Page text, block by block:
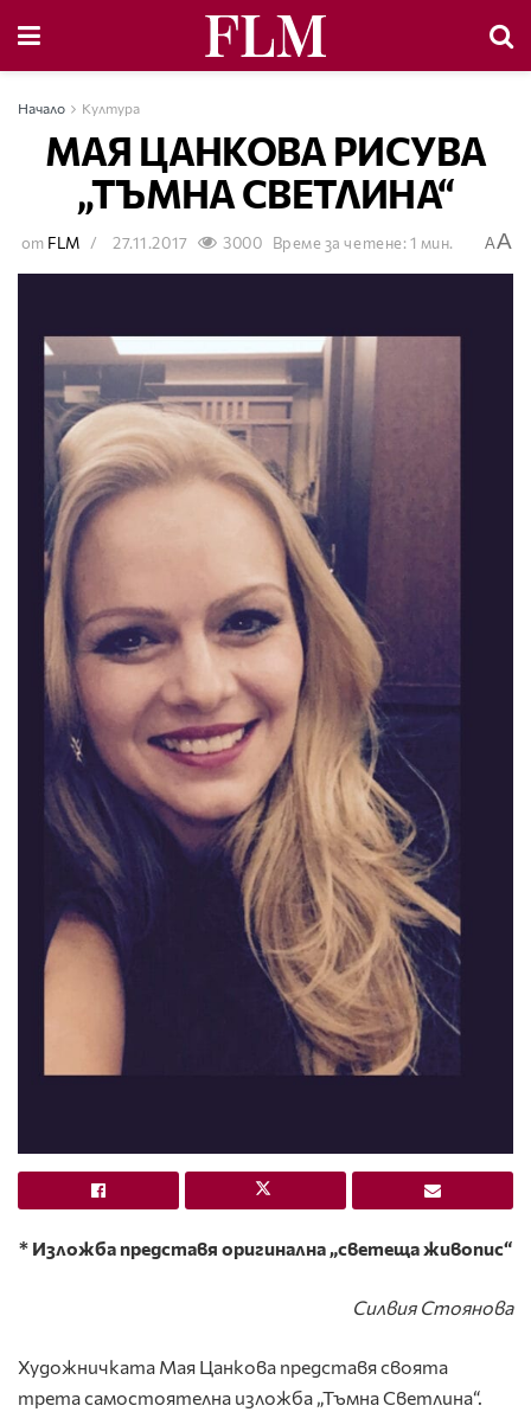
Начало Култура
МАЯ ЦАНКОВА РИСУВА
„ТЪМНА СВЕТЛИНА“
от FLM 27.11.2017 3000 Време за четене: 1 мин. AA
* Изложба представя оригинална „светеща живопис“
Силвия Стоянова
Художничката Мая Цанкова представя своята
трета самостоятелна изложба „Тъмна Светлина“.